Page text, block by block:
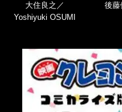
大住良之／
Yoshiyuki OSUMI
後藤